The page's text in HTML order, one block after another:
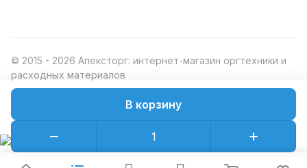
В корзину
© 2015 - 2026 Апексторг: интернет-магазин оргтехники и
расходных материалов
Конфиденциальность